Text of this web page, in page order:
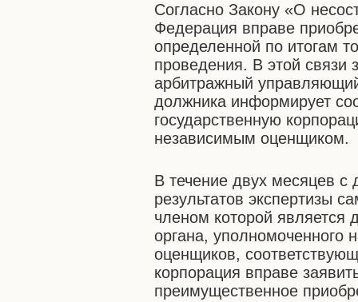
Согласно Закону «О
Федерация вправе
определенной по итогам
проведения. В этой связи
арбитражный
должника информирует
государственную
независимым оценщиком.
В течение двух месяцев с
результатов экспертизы
членом которой является
органа, уполномоченного
оценщиков,
корпорация вправе
преимущественное